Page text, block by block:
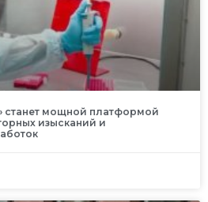
станет мощной платформой
изысканий и